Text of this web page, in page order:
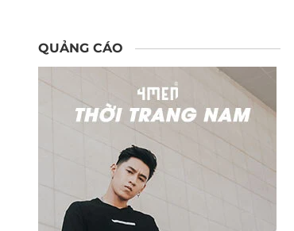
QUẢNG CÁO